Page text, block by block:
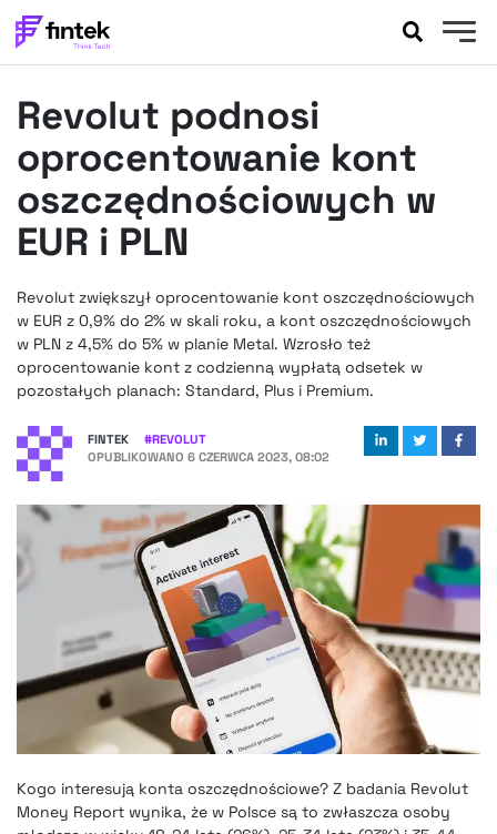
BANKOWOŚĆ
FELIETONY
WYWIADY
LEGAL
FINTEKEXTRA
OKIEM EKSPERTA
Revolut podnosi
oprocentowanie kont
oszczędnościowych w
EUR i PLN
Revolut zwiększył oprocentowanie kont oszczędnościowych
w EUR z 0,9% do 2% w skali roku, a kont oszczędnościowych
w PLN z 4,5% do 5% w planie Metal. Wzrosło też
oprocentowanie kont z codzienną wypłatą odsetek w
pozostałych planach: Standard, Plus i Premium.
FINTEK #REVOLUT
OPUBLIKOWANO 6 CZERWCA 2023, 08:02
Kogo interesują konta oszczędnościowe? Z badania Revolut
Money Report wynika, że w Polsce są to zwłaszcza osoby